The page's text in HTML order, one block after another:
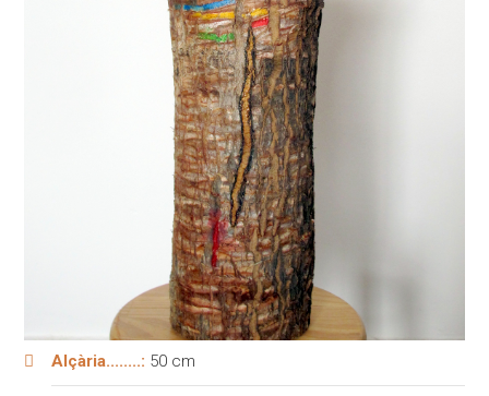
Alçària........: 50 cm